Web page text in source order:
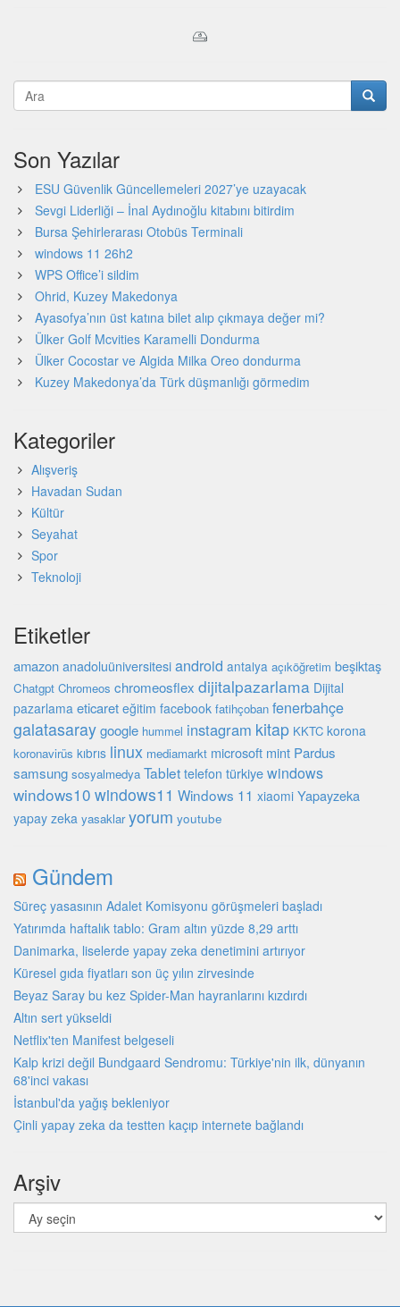
Son Yazılar
ESU Güvenlik Güncellemeleri 2027’ye uzayacak
Sevgi Liderliği – İnal Aydınoğlu kitabını bitirdim
Bursa Şehirlerarası Otobüs Terminali
windows 11 26h2
WPS Office’i sildim
Ohrid, Kuzey Makedonya
Ayasofya’nın üst katına bilet alıp çıkmaya değer mi?
Ülker Golf Mcvities Karamelli Dondurma
Ülker Cocostar ve Algida Milka Oreo dondurma
Kuzey Makedonya’da Türk düşmanlığı görmedim
Kategoriler
Alışveriş
Havadan Sudan
Kültür
Seyahat
Spor
Teknoloji
Etiketler
amazon anadoluüniversitesi android antalya açıköğretim beşiktaş
Chatgpt Chromeos chromeosflex dijitalpazarlama Dijital
pazarlama eticaret eğitim facebook fatihçoban fenerbahçe
galatasaraygoogle hummel instagram kitap KKTC korona
koronavirüs kıbrıs linux mediamarkt microsoft mint Pardus
samsung sosyalmedya Tablet telefon türkiyewindows
windows10 windows11 Windows 11 xiaomi Yapayzeka
yapay zeka yasaklar yorum youtube
Gündem
Süreç yasasının Adalet Komisyonu görüşmeleri başladı
Yatırımda haftalık tablo: Gram altın yüzde 8,29 arttı
Danimarka, liselerde yapay zeka denetimini artırıyor
Küresel gıda fiyatları son üç yılın zirvesinde
Beyaz Saray bu kez Spider-Man hayranlarını kızdırdı
Altın sert yükseldi
Netflix'ten Manifest belgeseli
Kalp krizi değil Bundgaard Sendromu: Türkiye'nin ilk, dünyanın
68'inci vakası
İstanbul'da yağış bekleniyor
Çinli yapay zeka da testten kaçıp internete bağlandı
Arşiv
Arşiv